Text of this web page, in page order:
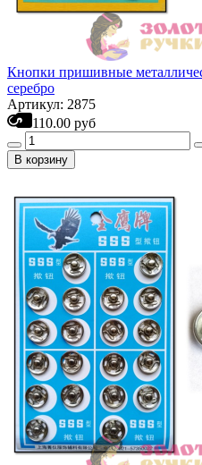
Кнопки пришивные
серебро
Артикул: 2875
110.00 руб
В корзину